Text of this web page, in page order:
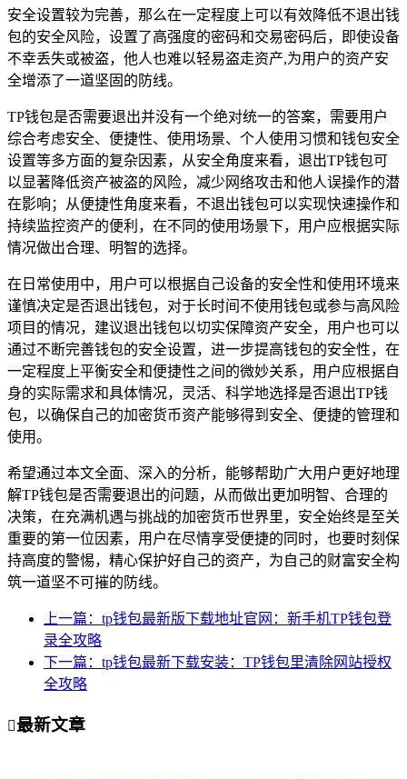
安全设置较为完善，那么在一定程度上可以有效降低不退出钱
包的安全风险，设置了高强度的密码和交易密码后，即使设备
不幸丢失或被盗，他人也难以轻易盗走资产,为用户的资产安
全增添了一道坚固的防线。
TP钱包是否需要退出并没有一个绝对统一的答案，需要用户
综合考虑安全、便捷性、使用场景、个人使用习惯和钱包安全
设置等多方面的复杂因素，从安全角度来看，退出TP钱包可
以显著降低资产被盗的风险，减少网络攻击和他人误操作的潜
在影响；从便捷性角度来看，不退出钱包可以实现快速操作和
持续监控资产的便利，在不同的使用场景下，用户应根据实际
情况做出合理、明智的选择。
在日常使用中，用户可以根据自己设备的安全性和使用环境来
谨慎决定是否退出钱包，对于长时间不使用钱包或参与高风险
项目的情况，建议退出钱包以切实保障资产安全，用户也可以
通过不断完善钱包的安全设置，进一步提高钱包的安全性，在
一定程度上平衡安全和便捷性之间的微妙关系，用户应根据自
身的实际需求和具体情况，灵活、科学地选择是否退出TP钱
包，以确保自己的加密货币资产能够得到安全、便捷的管理和
使用。
希望通过本文全面、深入的分析，能够帮助广大用户更好地理
解TP钱包是否需要退出的问题，从而做出更加明智、合理的
决策，在充满机遇与挑战的加密货币世界里，安全始终是至关
重要的第一位因素，用户在尽情享受便捷的同时，也要时刻保
持高度的警惕，精心保护好自己的资产，为自己的财富安全构
筑一道坚不可摧的防线。
上一篇：tp钱包最新版下载地址官网：新手机TP钱包登
录全攻略
下一篇：tp钱包最新下载安装：TP钱包里清除网站授权
全攻略
最新文章